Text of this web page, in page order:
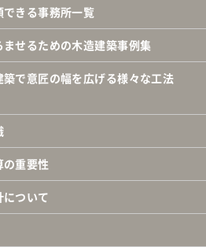
きる事務所一覧
せるための木造建築事例集
で意匠の幅を広げる様々な工法
重要性
ついて